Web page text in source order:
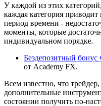
У каждой из этих
каждая категория приводит
период времени -
моменты, которые
индивидуальном порядке.
Бездепозитный бонус
от Academy FX.
Всем известно, что
дополнительные
состоянии получить по-